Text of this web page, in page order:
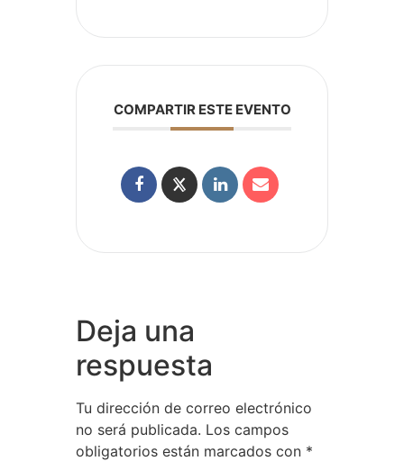
COMPARTIR ESTE EVENTO
Deja una
respuesta
Tu dirección de correo electrónico
no será publicada. Los campos
obligatorios están marcados con *